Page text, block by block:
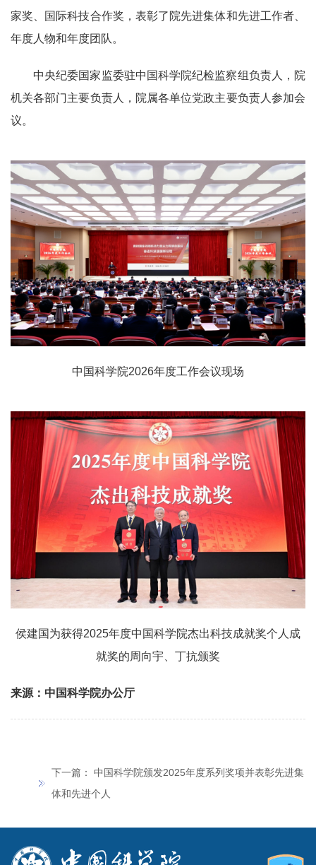
家奖、国际科技合作奖，表彰了院先进集体和先进工作者、
年度人物和年度团队。
中央纪委国家监委驻中国科学院纪检监察组负责人，院
机关各部门主要负责人，院属各单位党政主要负责人参加会
议。
中国科学院2026年度工作会议现场
侯建国为获得2025年度中国科学院杰出科技成就奖个人成
就奖的周向宇、丁抗颁奖
来源：中国科学院办公厅
下一篇： 中国科学院颁发2025年度系列奖项并表彰先进集
体和先进个人